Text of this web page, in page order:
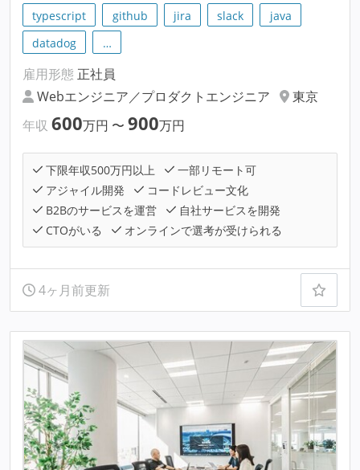
typescript github jira slack
java
datadog
…
雇用形態 正社員
Webエンジニア／プロダクトエンジニア
東京
年収 600万円 〜 900万円
下限年収500万円以上
一部リモート可
アジャイル開発
コードレビュー文化
B2Bのサービスを運営
自社サービスを開発
CTOがいる
オンラインで選考が受けられる
4ヶ月前更新